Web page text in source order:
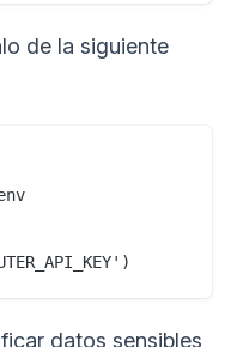
de la siguiente
datos sensibles